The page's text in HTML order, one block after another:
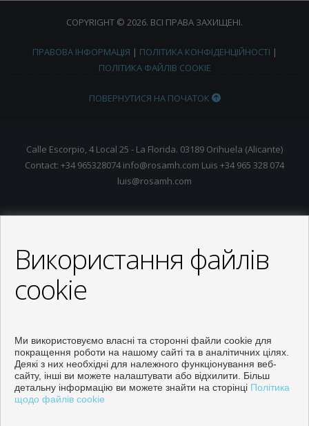
COPYRIGHT © 2026. ВСІ ПРАВА ЗАХИЩЕНІ.
ПРАВОВА ІНФОРМАЦІЯ | ПОЛІТИКА КОНФІДЕНЦІЙНОСТІ |
ПОЛІТИКА ФАЙЛІВ COOKIE
ПОВЕРНУТИСЯ НА ПОЧАТОК
Calle Escorpio, 4 Local 25 - La Florida. 03189 Orihuela (Alicante)
Contact: +34 965328074 info@rosamh.com Luis +34 965 328 074
luis@rosamh.com
Properties for sale in Orihuela
Використання файлів
cookie
Ми використовуємо власні та сторонні файли cookie для
покращення роботи на нашому сайті та в аналітичних цілях.
Деякі з них необхідні для належного функціонування веб-
сайту, інші ви можете налаштувати або відхилити. Більш
детальну інформацію ви можете знайти на сторінці Політика
щодо файлів cookie